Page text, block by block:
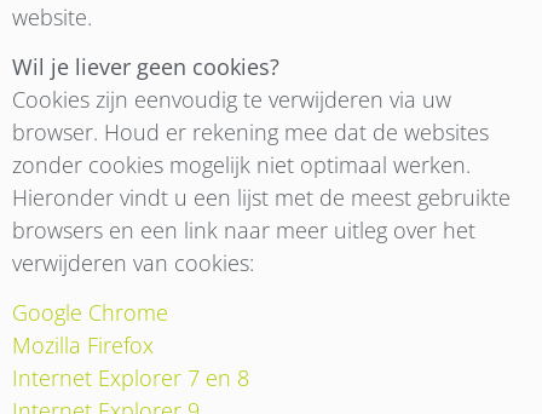
website.
Wil je liever geen cookies?
Cookies zijn eenvoudig te verwijderen via uw
browser. Houd er rekening mee dat de websites
zonder cookies mogelijk niet optimaal werken.
Hieronder vindt u een lijst met de meest gebruikte
browsers en een link naar meer uitleg over het
verwijderen van cookies:
Google Chrome
Mozilla Firefox
Internet Explorer 7 en 8